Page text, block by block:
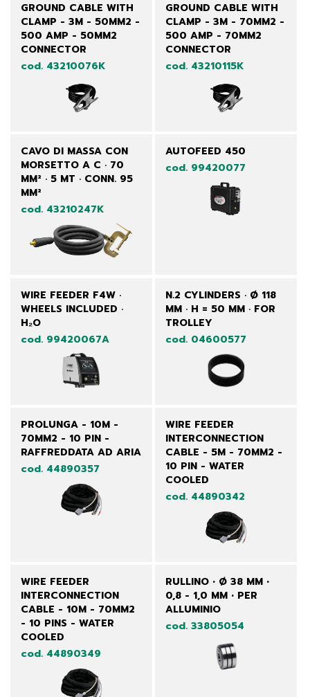
GROUND CABLE WITH
CLAMP - 3M - 50MM2 -
500 AMP - 50MM2
CONNECTOR
cod. 43210076K
GROUND CABLE WITH
CLAMP - 3M - 70MM2 -
500 AMP - 70MM2
CONNECTOR
cod. 43210115K
CAVO DI MASSA CON
MORSETTO A C · 70
MM² · 5 MT · CONN. 95
MM²
cod. 43210247K
AUTOFEED 450
cod. 99420077
WIRE FEEDER F4W ·
WHEELS INCLUDED ·
H₂O
cod. 99420067A
N.2 CYLINDERS · Ø 118
MM · H = 50 MM · FOR
TROLLEY
cod. 04600577
PROLUNGA - 10M -
70MM2 - 10 PIN -
RAFFREDDATA AD ARIA
cod. 44890357
WIRE FEEDER
INTERCONNECTION
CABLE - 5M - 70MM2 -
10 PIN - WATER
COOLED
cod. 44890342
WIRE FEEDER
INTERCONNECTION
CABLE - 10M - 70MM2
- 10 PINS - WATER
COOLED
cod. 44890349
RULLINO • Ø 38 MM •
0,8 - 1,0 MM • PER
ALLUMINIO
cod. 33805054